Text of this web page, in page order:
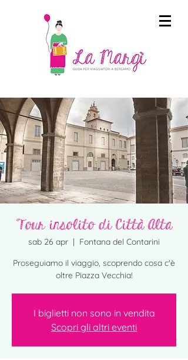
Tour insolito di Città Alta
sab 26 apr
  |
Fontana del Contarini
Proseguiamo il viaggio, scoprendo cosa c'è
oltre Piazza Vecchia!
I biglietti non sono in vendita
Scopri gli altri eventi